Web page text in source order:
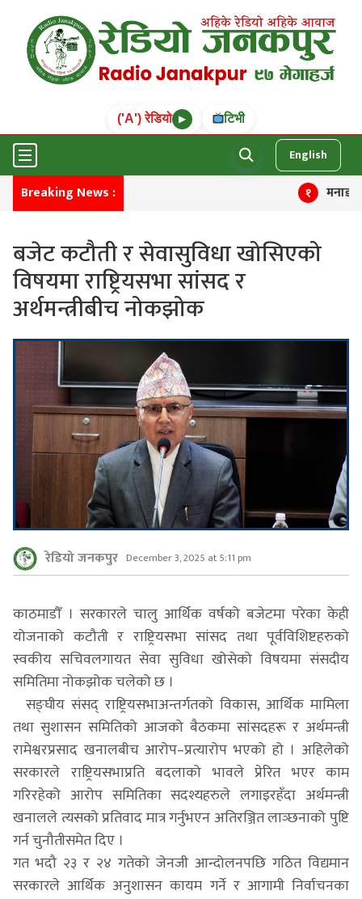
('A') रेडियो ▶ टिभी
English
Breaking News : मनाङमा
बजेट कटौती र सेवासुविधा खोसिएको
विषयमा राष्ट्रियसभा सांसद र
अर्थमन्त्रीबीच नोकझोक
रेडियो जनकपुर December 3, 2025 at 5:11 pm
काठमाडौँ । सरकारले चालु आर्थिक वर्षको बजेटमा परेका केही
योजनाको कटौती र राष्ट्रियसभा सांसद तथा पूर्वविशिष्टहरुको
स्वकीय सचिवलगायत सेवा सुविधा खोसेको विषयमा संसदीय
समितिमा नोकझोक चलेको छ ।
सङ्घीय संसद् राष्ट्रियसभाअन्तर्गतको विकास, आर्थिक मामिला
तथा सुशासन समितिको आजको बैठकमा सांसदहरू र अर्थमन्त्री
रामेश्वरप्रसाद खनालबीच आरोप–प्रत्यारोप भएको हो । अहिलेको
सरकारले राष्ट्रियसभाप्रति बदलाको भावले प्रेरित भएर काम
गरिरहेको आरोप समितिका सदश्यहरुले लगाइरहँदा अर्थमन्त्री
खनालले त्यसको प्रतिवाद मात्र गर्नुभएन अतिरञ्जित लाञ्छनाको पुष्टि
गर्न चुनौतीसमेत दिए ।
गत भदौ २३ र २४ गतेको जेनजी आन्दोलनपछि गठित विद्यमान
सरकारले आर्थिक अनुशासन कायम गर्ने र आगामी निर्वाचनका